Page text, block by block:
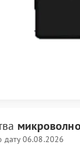
дату 06.08.2026